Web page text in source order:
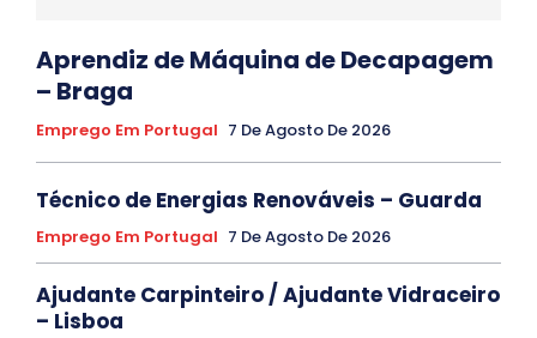
Aprendiz de Máquina de Decapagem
– Braga
Emprego Em Portugal 7 De Agosto De 2026
Técnico de Energias Renováveis – Guarda
Emprego Em Portugal 7 De Agosto De 2026
Ajudante Carpinteiro / Ajudante Vidraceiro
– Lisboa